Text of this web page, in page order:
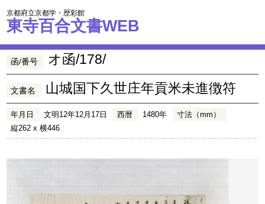
京都府立京都学・歴彩館
東寺百合文書WEB
函/番号 オ函/178/
文書名 山城国下久世庄年貢米未進徴符
年月日 文明12年12月17日 西暦 1480年
寸法（mm）
縦262 x 横446